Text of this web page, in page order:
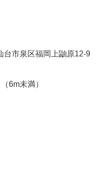
市泉区福岡上鼬原12-9
6m未満）